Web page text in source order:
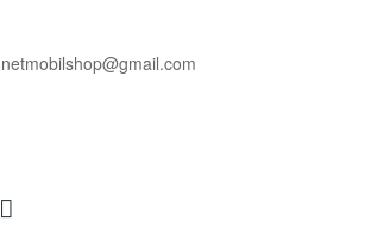
netmobilshop@gmail.com
